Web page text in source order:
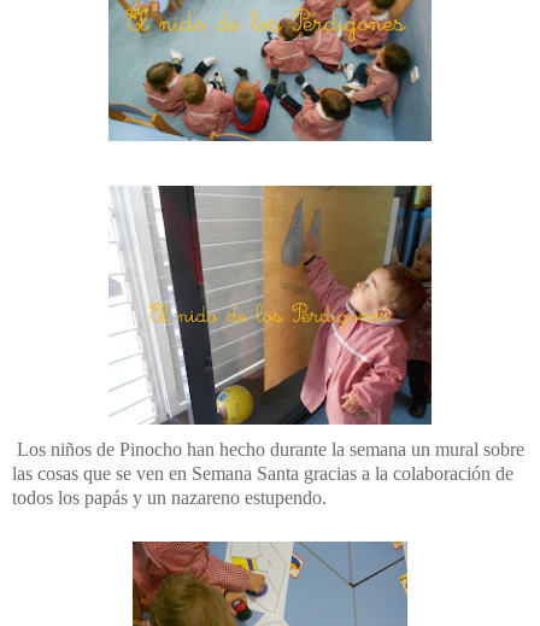
Los niños de Pinocho han hecho durante la semana un mural sobre
las cosas que se ven en Semana Santa gracias a la colaboración de
todos los papás y un nazareno estupendo.